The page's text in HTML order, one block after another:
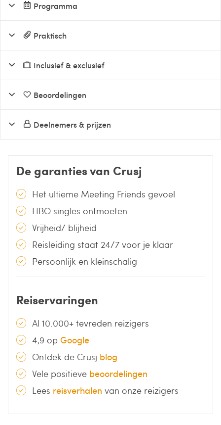
Programma
Praktisch
Inclusief & exclusief
Beoordelingen
Deelnemers & prijzen
De garanties van Crusj
Het ultieme Meeting Friends gevoel
HBO singles ontmoeten
Vrijheid/ blijheid
Reisleiding staat 24/7 voor je klaar
Persoonlijk en kleinschalig
Reiservaringen
Al 10.000+ tevreden reizigers
4,9 op Google
Ontdek de Crusj blog
Vele positieve beoordelingen
Lees reisverhalen van onze reizigers